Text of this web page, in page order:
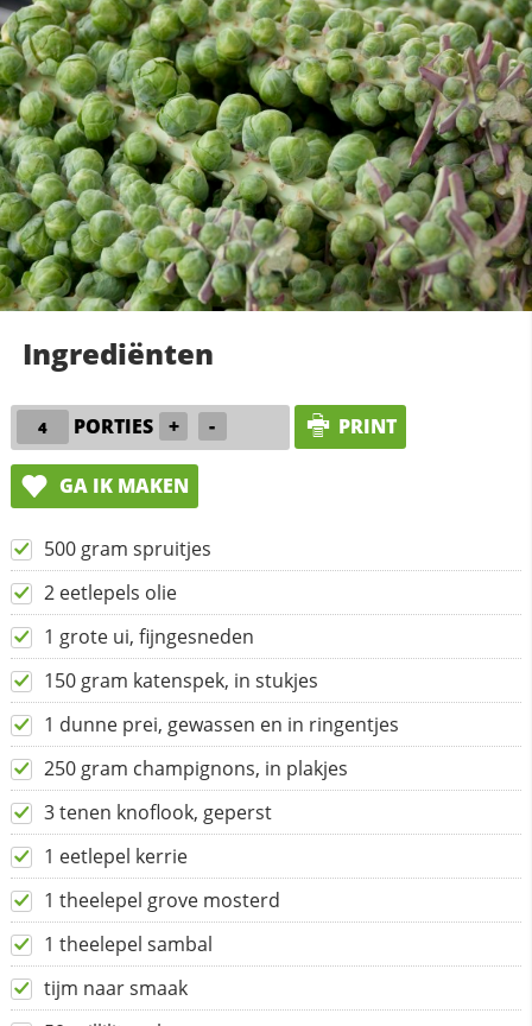
Ingrediënten
PORTIES + - PRINT
GA IK MAKEN
500 gram spruitjes
2 eetlepels olie
1 grote ui, fijngesneden
150 gram katenspek, in stukjes
1 dunne prei, gewassen en in ringentjes
250 gram champignons, in plakjes
3 tenen knoflook, geperst
1 eetlepel kerrie
1 theelepel grove mosterd
1 theelepel sambal
tijm naar smaak